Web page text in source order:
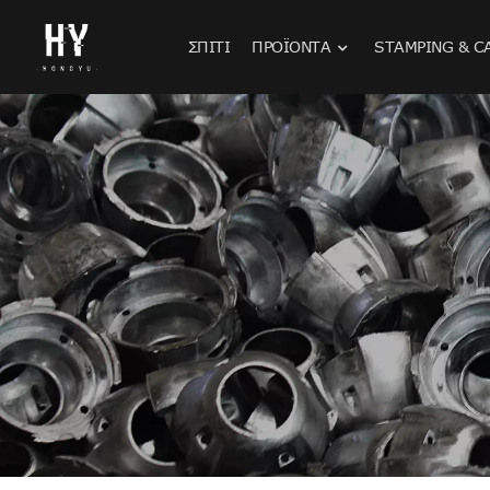
ΣΠΊΤΙ ΠΡΟΪΌΝΤΑ STAMPING &